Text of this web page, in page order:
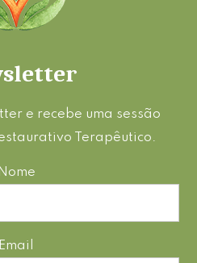
e recebe uma sessão
Terapêutico.
Nome
Email